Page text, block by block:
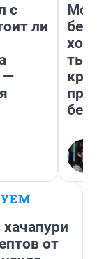
с
ли
—
Мой
от